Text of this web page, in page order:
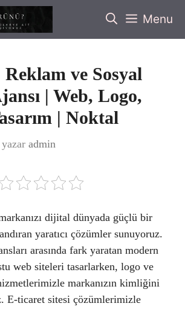
Menu
Reklam ve Sosyal
| Web, Logo,
| Noktal
yazar admin
dijital dünyada güçlü bir
yaratıcı çözümler sunuyoruz.
arasında fark yaratan modern
web siteleri tasarlarken, logo ve
markanızın kimliğini
E-ticaret sitesi çözümlerimizle